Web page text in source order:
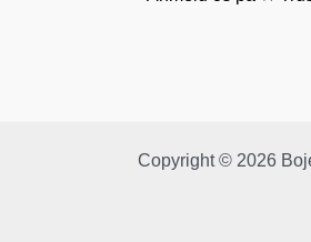
Copyright © 2026